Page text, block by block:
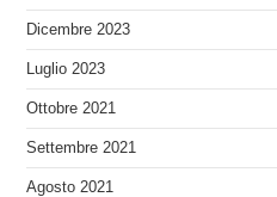
Dicembre 2023
Luglio 2023
Ottobre 2021
Settembre 2021
Agosto 2021